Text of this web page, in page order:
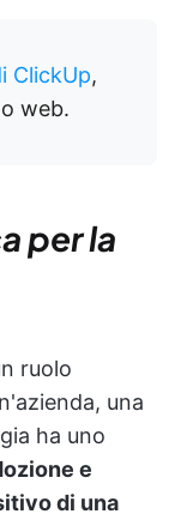
ClickUp,
web.
per la
ruolo
una
ha uno
e
di una